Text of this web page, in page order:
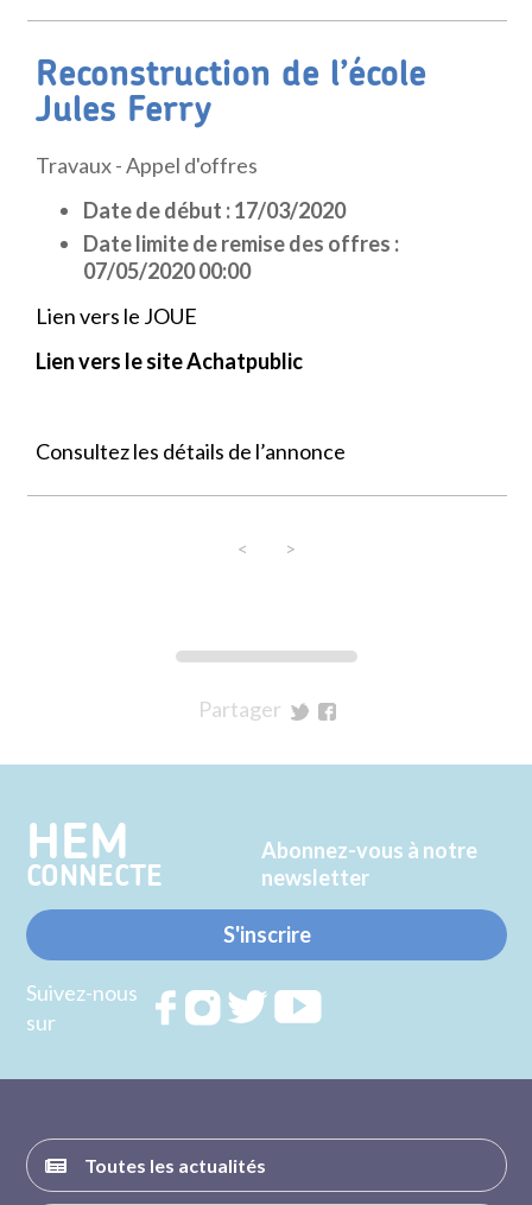
Reconstruction de l’école
Jules Ferry
Travaux - Appel d'offres
Date de début : 17/03/2020
Date limite de remise des offres :
07/05/2020 00:00
Lien vers le JOUE
Lien vers le site Achatpublic
Consultez les détails de l’annonce
< >
Partager
Twitter
Facebook
HEM
CONNECTE
Abonnez-vous à notre
newsletter
S'inscrire
Suivez-nous
sur
RejoignezRejoignezRejoignez
Toutes les actualités